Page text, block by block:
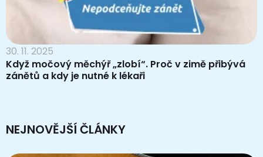
30. 11. 2025
Když močový měchýř „zlobí“. Proč v zimě přibývá
zánětů a kdy je nutné k lékaři
NEJNOVĚJŠÍ ČLÁNKY